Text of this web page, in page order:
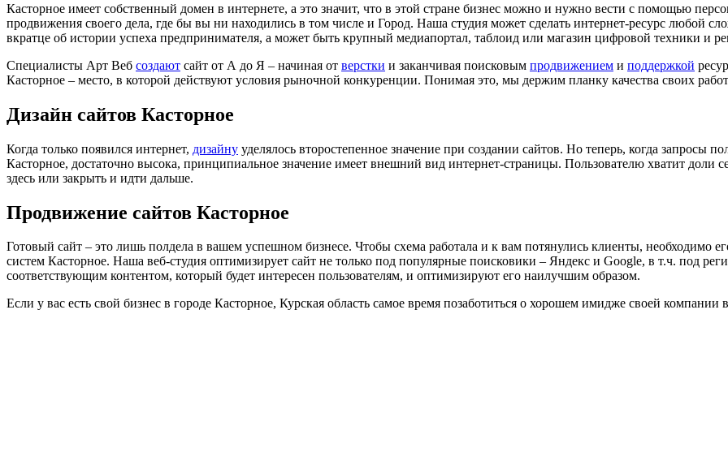
Касторное имеет собственный домен в интернете, а это значит, что в этой стране бизнес можно и нужно вести с помощью
продвижения своего дела, где бы вы ни находились в том числе и Город. Наша студия может сделать интернет-ресурс любой
вкратце об истории успеха предпринимателя, а может быть крупный медиапортал, таблоид или магазин цифровой техники и
Специалисты Арт Веб создают сайт от А до Я ‒ начиная от верстки и заканчивая поисковым продвижением и поддержкой
Касторное ‒ место, в которой действуют условия рыночной конкуренции. Понимая это, мы держим планку качества своих
Дизайн сайтов Касторное
Когда только появился интернет, дизайну уделялось второстепенное значение при создании сайтов. Но теперь, когда запросы
Касторное, достаточно высока, принципиальное значение имеет внешний вид интернет-страницы. Пользователю хватит доли
здесь или закрыть и идти дальше.
Продвижение сайтов Касторное
Готовый сайт ‒ это лишь полдела в вашем успешном бизнесе. Чтобы схема работала и к вам потянулись клиенты, необходимо
систем Касторное. Наша веб-студия оптимизирует сайт не только под популярные поисковики ‒ Яндекс и Google, в т.ч. под
соответствующим контентом, который будет интересен пользователям, и оптимизируют его наилучшим образом.
Если у вас есть свой бизнес в городе Касторное, Курская область самое время позаботиться о хорошем имидже своей компании